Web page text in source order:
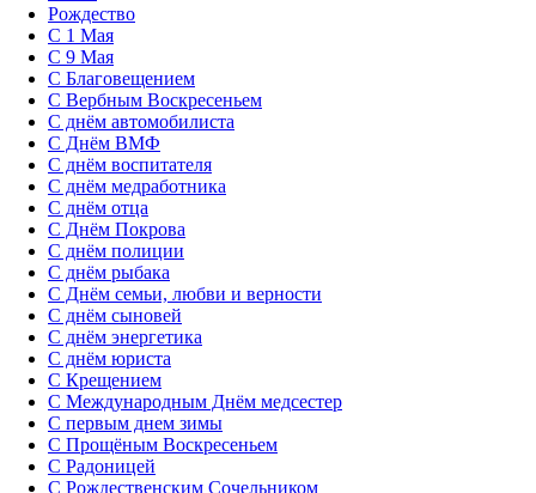
Рождество
С 1 Мая
С 9 Мая
С Благовещением
С Вербным Воскресеньем
С днём автомобилиста
С Днём ВМФ
С днём воспитателя
С днём медработника
С днём отца
С Днём Покрова
С днём полиции
С днём рыбака
С Днём семьи, любви и верности
С днём сыновей
С днём энергетика
С днём юриста
С Крещением
С Международным Днём медсестер
С первым днем зимы
С Прощёным Воскресеньем
С Радоницей
С Рождественским Сочельником